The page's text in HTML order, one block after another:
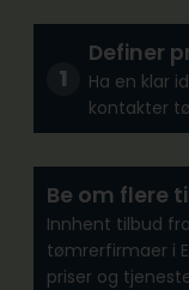
Definer
Ha en klar
kontakter
Be om flere
Innhent tilbud
tømrerfirmaer i
priser og